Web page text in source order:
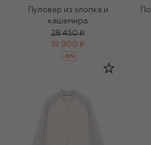
Пуловер из хлопка и
кашемира
28 450 ₽
19 900 ₽
-30%